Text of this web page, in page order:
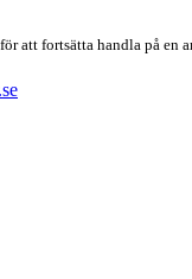
att fortsätta handla på